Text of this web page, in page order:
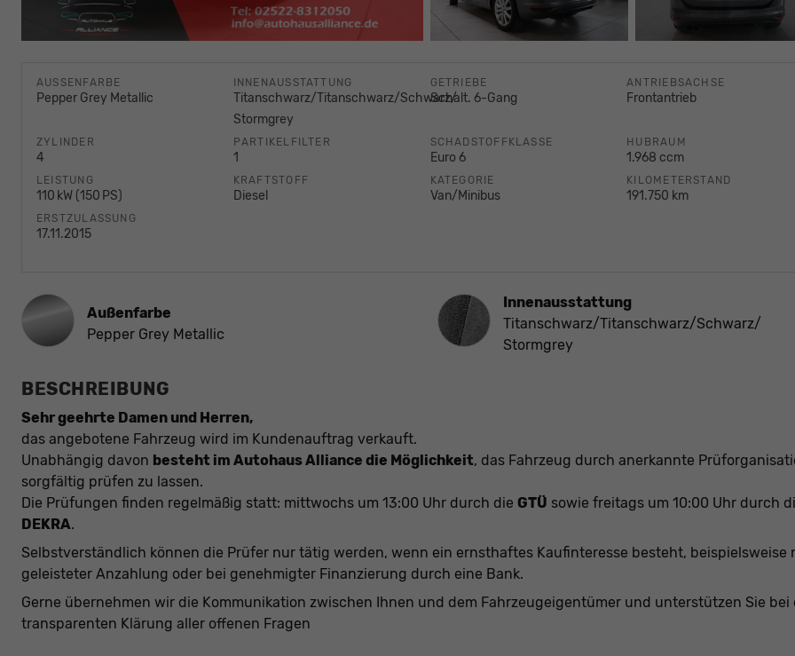
AUSSENFARBE
Pepper Grey Metallic
INNENAUSSTATTUNG
Titanschwarz/Titanschwarz/Schwarz/
Stormgrey
GETRIEBE
Schalt. 6-Gang
ANTRIEBSACHSE
Frontantrieb
ZYLINDER
4
PARTIKELFILTER
1
SCHADSTOFFKLASSE
Euro 6
HUBRAUM
1.968 ccm
LEISTUNG
110 kW (150 PS)
KRAFTSTOFF
Diesel
KATEGORIE
Van/Minibus
KILOMETERSTAND
191.750 km
ERSTZULASSUNG
17.11.2015
Außenfarbe
Pepper Grey Metallic
InnenausstattungInnenausstattung
Titanschwarz/Titanschwarz/Schwarz/
Stormgrey
BESCHREIBUNG
Sehr geehrte Damen und Herren,
das angebotene Fahrzeug wird im Kundenauftrag verkauft.
Unabhängig davon besteht im Autohaus Alliance die Möglichkeit, das Fahrzeug durch anerkannte
sorgfältig prüfen zu lassen.
Die Prüfungen finden regelmäßig statt: mittwochs um 13:00 Uhr durch die GTÜ sowie freitags um 10:00 Uhr durch
DEKRA.
Selbstverständlich können die Prüfer nur tätig werden, wenn ein ernsthaftes Kaufinteresse besteht, beispielsweise
geleisteter Anzahlung oder bei genehmigter Finanzierung durch eine Bank.
Gerne übernehmen wir die Kommunikation zwischen Ihnen und dem Fahrzeugeigentümer und unterstützen Sie bei
transparenten Klärung aller offenen Fragen